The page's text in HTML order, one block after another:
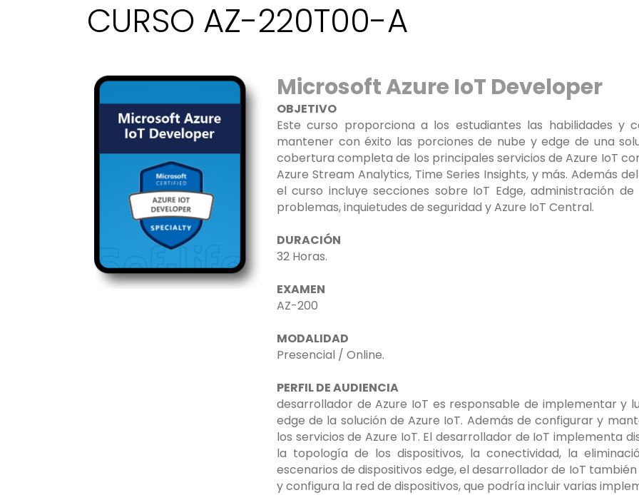
CURSO AZ-220T00-A
Microsoft Azure IoT Developer
OBJETIVO
Este curso proporciona a los estudiantes las habilidades y
mantener con éxito las porciones de nube y edge de una
cobertura completa de los principales servicios de Azure IoT
Azure Stream Analytics, Time Series Insights, y más. Además
el curso incluye secciones sobre IoT Edge, administración
problemas, inquietudes de seguridad y Azure IoT Central.
DURACIÓN
32 Horas.
EXAMEN
AZ-200
MODALIDAD
Presencial / Online.
PERFIL DE AUDIENCIA
desarrollador de Azure IoT es responsable de implementar y
edge de la solución de Azure IoT. Además de configurar y
los servicios de Azure IoT. El desarrollador de IoT implementa
la topología de los dispositivos, la conectividad, la
escenarios de dispositivos edge, el desarrollador de IoT
y configura la red de dispositivos, que podría incluir varias